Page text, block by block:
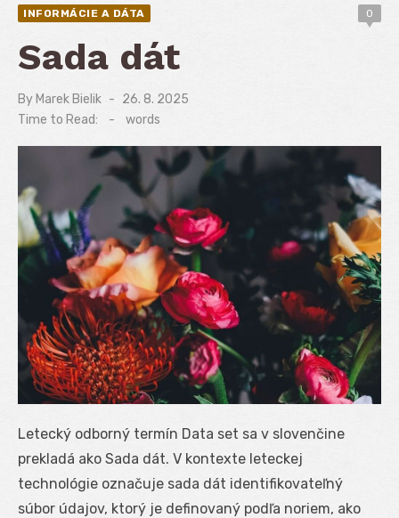
INFORMÁCIE A DÁTA 0
Sada dát
By Marek Bielik
Posted
on
26. 8. 2025
Time to Read:
- words
Letecký odborný termín Data set sa v slovenčine
prekladá ako Sada dát. V kontexte leteckej
technológie označuje sada dát identifikovateľný
súbor údajov, ktorý je definovaný podľa noriem, ako